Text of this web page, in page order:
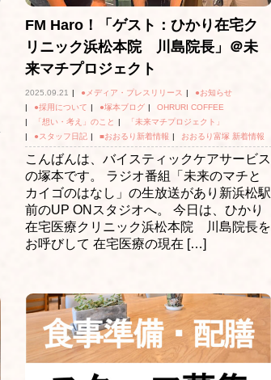
FM Haro！「ゲスト：ひかり在宅ク
リニック浜松本院 川島院長」＠未
来マチプロジェクト
2025.09.21 | ●メディア・プレスリリース |
●お知らせ
|
●採用について | ●塚本ブログ |
OHRURI COFFEE
|
「想い・考え」のこと |
「未来マチプロジェクト」
|
●スタッフ日記 | ■おおるり新着情報 | おおるり富塚 新着情報
こんばんは、バイスティックケアサービス
の塚本です。 ラジオ番組「未来のマチと
カイゴのはなし」の生放送があり新浜松駅
前のUP ONスタジオへ。 今日は、ひかり
在宅医療クリニック浜松本院 川島院長を
お呼びして 在宅医療の現在 […]